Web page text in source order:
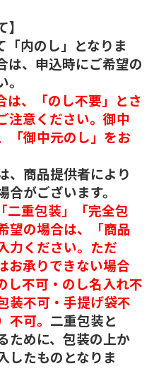
「内のし」となりま
は、申込時にご希望の
は、「のし不要」とさ
注意ください。御中
「御中元のし」をお
、商品提供者により
がございます。
二重包装」「完全包
望の場合は、「商品
力ください。ただ
お承りできない場合
し不可・のし名入れ不
装不可・手提げ袋不
可。 二重包装と
ために、包装の上か
したものとなりま